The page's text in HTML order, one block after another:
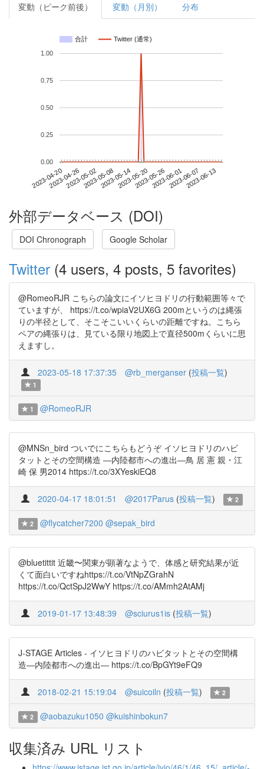
変動（ピーク前後） 変動（月別） 分布
合計 Twitter (通常)
2023-04-202023-04-262023-05-022023-05-082023-05-142023-05-202023-05-262023-06-012023-06-072023-06-13
0.00
0.25
0.50
0.75
1.00
外部データベース (DOI)
DOI Chronograph Google Scholar
Twitter (4 users, 4 posts, 5 favorites)
@RomeoRJR こちらの論文にイソヒヨドリの行動範囲等々で
ていますが、 https://t.co/wpiaV2UX6G 200mというのは縄張
りの半径として、そこそこいいくらいの距離ですね。こちら
ペアの縄張りは、見ている限り地図上で直径500mくらいに思
えますし。
2023-05-18 17:37:35 @rb_merganser (投稿一覧)
1
1 @RomeoRJR
@MNSn_bird ついでにこちらもどうぞ イソヒヨドリのハビ
タットとその空間構造 ―内陸都市への進出―鳥 居 憲 親・江
崎 保 男2014 https://t.co/3XYeskiEQ8
2020-04-17 18:01:51 @2017Parus (投稿一覧) 2
2 @flycatcher7200 @sepak_bird
@bluetittit 近畿〜関東が顕著なようで、体感と研究結果が近
くて面白いですねhttps://t.co/VtNpZGrahN
https://t.co/QctSpJ2WwY https://t.co/AMmh2AtAMj
2019-01-17 13:48:39 @sciurus1is (投稿一覧)
J-STAGE Articles - イソヒヨドリのハビタットとその空間構
造―内陸都市への進出― https://t.co/BpGYt9eFQ9
2018-02-21 15:19:04 @suicoiln (投稿一覧) 2
2 @aobazuku1050 @kuishinbokun7
収集済み URL リスト